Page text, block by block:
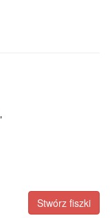
Stwórz fiszki